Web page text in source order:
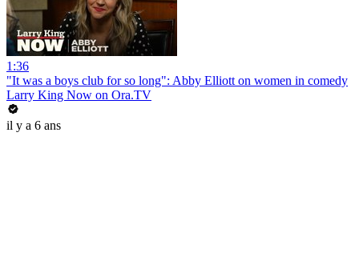
1:36
"It was a boys club for so long": Abby Elliott on women in comedy
Larry King Now on Ora.TV
il y a 6 ans